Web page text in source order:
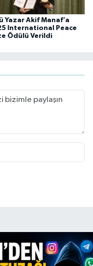
Yazar Akif Manaf’a
International Peace
Ödülü Verildi